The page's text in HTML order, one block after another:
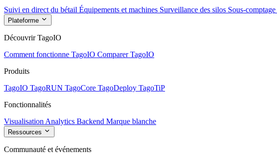
Suivi en direct du bétail Équipements et machines Surveillance des silos Sous-comptage
Plateforme
Découvrir TagoIO
Comment fonctionne TagoIO Comparer TagoIO
Produits
TagoIO TagoRUN TagoCore TagoDeploy TagoTiP
Fonctionnalités
Visualisation Analytics Backend Marque blanche
Ressources
Communauté et événements